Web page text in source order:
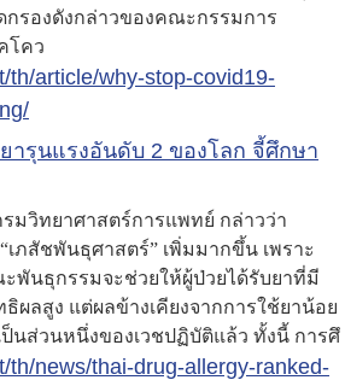
รองดังกล่าวของคณะกรรมการ
โคว
th/article/why-stop-covid19-
ารุนแรงอันดับ 2 ของโลก จี้ศึกษา
มวิทยาศาสตร์การแพทย์ กล่าวว่า
ภสัชพันธุศาสตร์” เพิ่มมากขึ้น เพราะ
พันธุกรรมจะช่วยให้ผู้ป่วยได้รับยาที่มี
ผลสูง แต่ผลข้างเคียงจากการใช้ยาน้อย
นส่วนหนึ่งของเวชปฏิบัติแล้ว ทั้งนี้ การศึ
th/news/thai-drug-allergy-ranked-